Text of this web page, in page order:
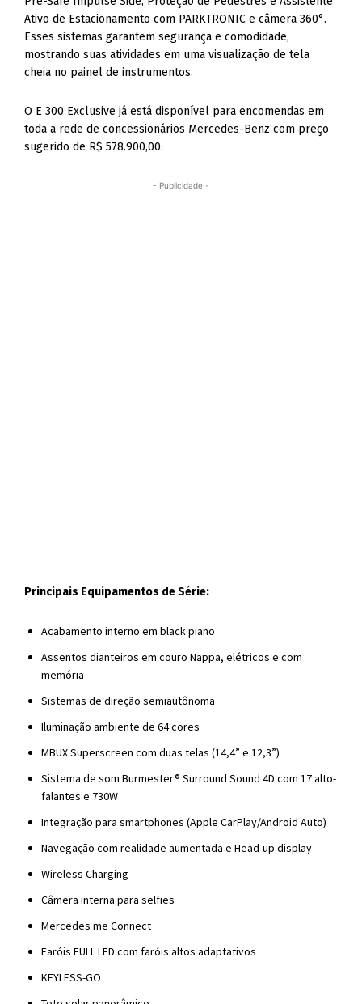
Ativo de Estacionamento com PARKTRONIC e câmera 360°.
Esses sistemas garantem segurança e comodidade,
mostrando suas atividades em uma visualização de tela
cheia no painel de instrumentos.
O E 300 Exclusive já está disponível para encomendas em
toda a rede de concessionários Mercedes-Benz com preço
sugerido de R$ 578.900,00.
- Publicidade -
Principais Equipamentos de Série:
Acabamento interno em black piano
Assentos dianteiros em couro Nappa, elétricos e com
memória
Sistemas de direção semiautônoma
Iluminação ambiente de 64 cores
MBUX Superscreen com duas telas (14,4” e 12,3”)
Sistema de som Burmester® Surround Sound 4D com 17 alto-
falantes e 730W
Integração para smartphones (Apple CarPlay/Android Auto)
Navegação com realidade aumentada e Head-up display
Wireless Charging
Câmera interna para selfies
Mercedes me Connect
Faróis FULL LED com faróis altos adaptativos
KEYLESS-GO